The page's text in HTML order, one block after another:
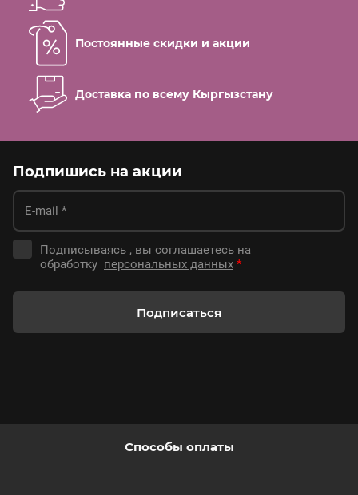
Постоянные скидки и акции
Доставка по всему Кыргызстану
Подпишись на акции
Подписываясь , вы соглашаетесь на
обработку персональных данных *
Подписаться
Способы оплаты